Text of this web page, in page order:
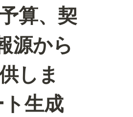
算、契
源から
しま
生成